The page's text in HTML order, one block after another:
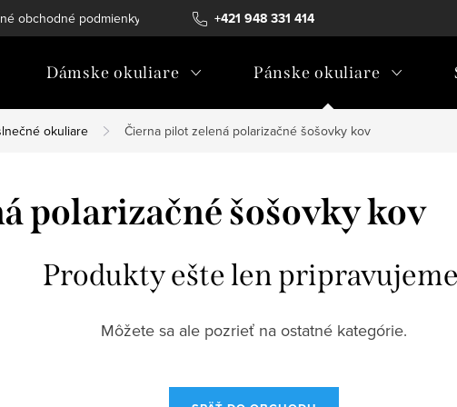
+421 948 331 414
obchodné podmienky Ochrana osobných údajov
Dámske okuliare Pánske okuliare
okuliare Čierna pilot zelená polarizačné šošovky kov
polarizačné šošovky kov
Produkty ešte len
Môžete sa ale pozrieť na ostatné kategórie.